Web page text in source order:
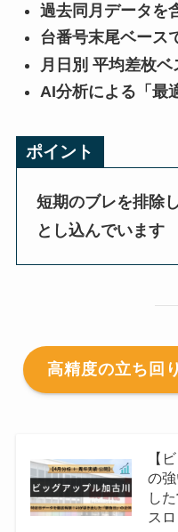
過去同月データを
台番号末尾ベース
月日別 平均差枚ベ
AI分析による「最
ポイント
短期のブレを排除
とし込んでいます
高精度の立ち回
【
の
し
ス